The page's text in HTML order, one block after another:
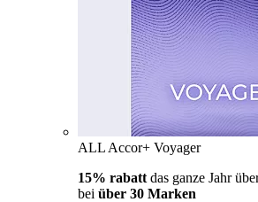
ALL Accor+ Voyager
15% rabatt das ganze Jahr
bei über 30 Marken